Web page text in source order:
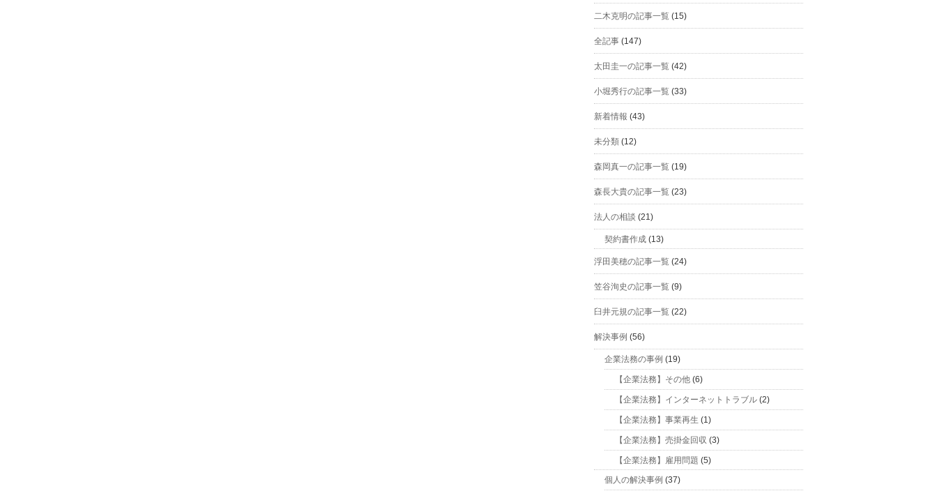
二木克明の記事一覧 (15)
全記事 (147)
太田圭一の記事一覧 (42)
小堀秀行の記事一覧 (33)
新着情報 (43)
未分類 (12)
森岡真一の記事一覧 (19)
森長大貴の記事一覧 (23)
法人の相談 (21)
契約書作成 (13)
浮田美穂の記事一覧 (24)
笠谷洵史の記事一覧 (9)
臼井元規の記事一覧 (22)
解決事例 (56)
企業法務の事例 (19)
【企業法務】その他 (6)
【企業法務】インターネットトラブル (2)
【企業法務】事業再生 (1)
【企業法務】売掛金回収 (3)
【企業法務】雇用問題 (5)
個人の解決事例 (37)